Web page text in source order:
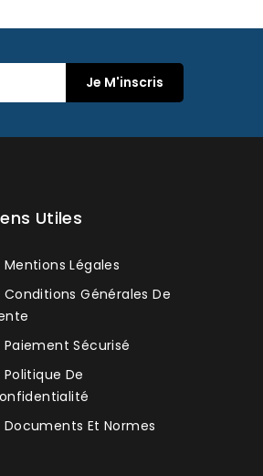
Utiles
Mentions Légales
Conditions Générales De
Paiement Sécurisé
Politique De
Documents Et Normes